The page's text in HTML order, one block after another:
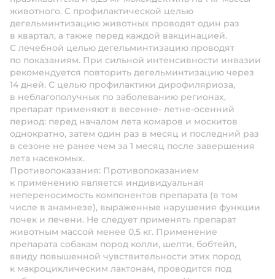
животного. С профилактической целью
дегельминтизацию животных проводят один раз
в квартал, а также перед каждой вакцинацией.
С лечебной целью дегельминтизацию проводят
по показаниям. При сильной интенсивности инвазии
рекомендуется повторить дегельминтизацию через
14 дней. С целью профилактики дирофиляриоза,
в неблагополучных по заболеванию регионах,
препарат применяют в весенне- летне-осенний
период: перед началом лета комаров и москитов
однократно, затем один раз в месяц и последний раз
в сезоне не ранее чем за 1 месяц после завершения
лета насекомых.
Противопоказания: Противопоказанием
к применению является индивидуальная
непереносимость компонентов препарата (в том
числе в анамнезе), выраженные нарушения функции
почек и печени. Не следует применять препарат
животным массой менее 0,5 кг. Применение
препарата собакам пород колли, шелти, бобтейл,
ввиду повышенной чувствительности этих пород
к макроциклическим лактонам, проводится под